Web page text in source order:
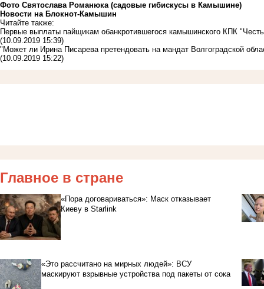
Фото Святослава Романюка (садовые гибискусы в Камышине)
Новости на Блoкнoт-Камышин
Читайте также:
Первые выплаты пайщикам обанкротившегося камышинского КПК
(10.09.2019 15:39)
"Может ли Ирина Писарева претендовать на мандат Волгоградской
(10.09.2019 15:22)
Главное в стране
«Пора договариваться»: Маск отказывает
Киеву в Starlink
«Это рассчитано на мирных людей»: ВСУ
маскируют взрывные устройства под пакеты от сока